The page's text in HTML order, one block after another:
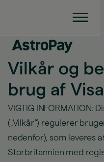
Vilkår og
brug af
VIGTIG INFORMATION:
(„Vilkår“) regulerer
nedenfor), som leveres
Storbritannien med